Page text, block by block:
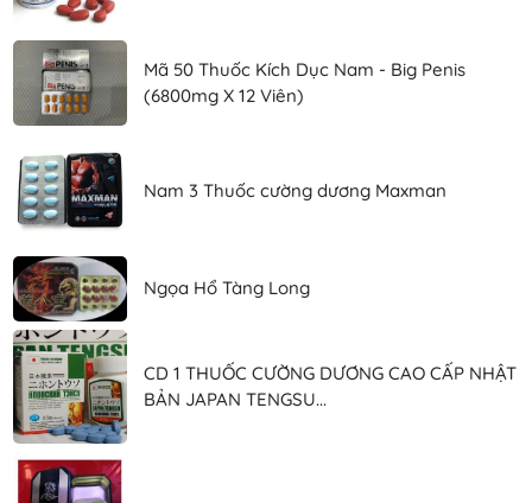
Mã 50 Thuốc Kích Dục Nam - Big Penis
(6800mg X 12 Viên)
Nam 3 Thuốc cường dương Maxman
Ngọa Hổ Tàng Long
CD 1 THUỐC CƯỜNG DƯƠNG CAO CẤP NHẬT
BẢN JAPAN TENGSU...